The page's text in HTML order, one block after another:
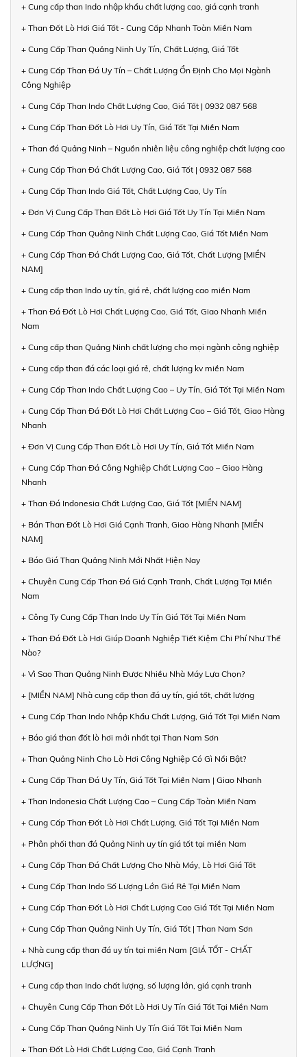
+ Cung cấp than Indo nhập khẩu chất lượng cao, giá cạnh tranh
+ Than Đốt Lò Hơi Giá Tốt - Cung Cấp Nhanh Toàn Miền Nam
+ Cung Cấp Than Quảng Ninh Uy Tín, Chất Lượng, Giá Tốt
+ Cung Cấp Than Đá Uy Tín – Chất Lượng Ổn Định Cho Mọi Ngành
Công Nghiệp
+ Cung Cấp Than Indo Chất Lượng Cao, Giá Tốt | 0932 087 568
+ Cung Cấp Than Đốt Lò Hơi Uy Tín, Giá Tốt Tại Miền Nam
+ Than đá Quảng Ninh – Nguồn nhiên liệu công nghiệp chất lượng cao
+ Cung Cấp Than Đá Chất Lượng Cao, Giá Tốt | 0932 087 568
+ Cung Cấp Than Indo Giá Tốt, Chất Lượng Cao, Uy Tín
+ Đơn Vị Cung Cấp Than Đốt Lò Hơi Giá Tốt Uy Tín Tại Miền Nam
+ Cung Cấp Than Quảng Ninh Chất Lượng Cao, Giá Tốt Miền Nam
+ Cung Cấp Than Đá Chất Lượng Cao, Giá Tốt, Chất Lượng [MIỀN
NAM]
+ Cung cấp than Indo uy tín, giá rẻ, chất lượng cao miền Nam
+ Than Đá Đốt Lò Hơi Chất Lượng Cao, Giá Tốt, Giao Nhanh Miền
Nam
+ Cung cấp than Quảng Ninh chất lượng cho mọi ngành công nghiệp
+ Cung cấp than đá các loại giá rẻ, chất lượng kv miền Nam
+ Cung Cấp Than Indo Chất Lượng Cao – Uy Tín, Giá Tốt Tại Miền Nam
+ Cung Cấp Than Đá Đốt Lò Hơi Chất Lượng Cao – Giá Tốt, Giao Hàng
Nhanh
+ Đơn Vị Cung Cấp Than Đốt Lò Hơi Uy Tín, Giá Tốt Miền Nam
+ Cung Cấp Than Đá Công Nghiệp Chất Lượng Cao – Giao Hàng
Nhanh
+ Than Đá Indonesia Chất Lượng Cao, Giá Tốt [MIỀN NAM]
+ Bán Than Đốt Lò Hơi Giá Cạnh Tranh, Giao Hàng Nhanh [MIỀN
NAM]
+ Báo Giá Than Quảng Ninh Mới Nhất Hiện Nay
+ Chuyên Cung Cấp Than Đá Giá Cạnh Tranh, Chất Lượng Tại Miền
Nam
+ Công Ty Cung Cấp Than Indo Uy Tín Giá Tốt Tại Miền Nam
+ Than Đá Đốt Lò Hơi Giúp Doanh Nghiệp Tiết Kiệm Chi Phí Như Thế
Nào?
+ Vì Sao Than Quảng Ninh Được Nhiều Nhà Máy Lựa Chọn?
+ [MIỀN NAM] Nhà cung cấp than đá uy tín, giá tốt, chất lượng
+ Cung Cấp Than Indo Nhập Khẩu Chất Lượng, Giá Tốt Tại Miền Nam
+ Báo giá than đốt lò hơi mới nhất tại Than Nam Sơn
+ Than Quảng Ninh Cho Lò Hơi Công Nghiệp Có Gì Nổi Bật?
+ Cung Cấp Than Đá Uy Tín, Giá Tốt Tại Miền Nam | Giao Nhanh
+ Than Indonesia Chất Lượng Cao – Cung Cấp Toàn Miền Nam
+ Cung Cấp Than Đốt Lò Hơi Chất Lượng, Giá Tốt Tại Miền Nam
+ Phân phối than đá Quảng Ninh uy tín giá tốt tại miền Nam
+ Cung Cấp Than Đá Chất Lượng Cho Nhà Máy, Lò Hơi Giá Tốt
+ Cung Cấp Than Indo Số Lượng Lớn Giá Rẻ Tại Miền Nam
+ Cung Cấp Than Đốt Lò Hơi Chất Lượng Cao Giá Tốt Tại Miền Nam
+ Cung Cấp Than Quảng Ninh Uy Tín, Giá Tốt | Than Nam Sơn
+ Nhà cung cấp than đá uy tín tại miền Nam [GIÁ TỐT - CHẤT
LƯỢNG]
+ Cung cấp than Indo chất lượng, số lượng lớn, giá cạnh tranh
+ Chuyên Cung Cấp Than Đốt Lò Hơi Uy Tín Giá Tốt Tại Miền Nam
+ Cung Cấp Than Quảng Ninh Uy Tín Giá Tốt Tại Miền Nam
+ Than Đốt Lò Hơi Chất Lượng Cao, Giá Cạnh Tranh